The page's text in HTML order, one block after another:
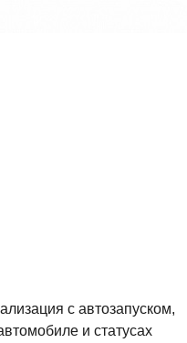
с автозапуском,
и статусах